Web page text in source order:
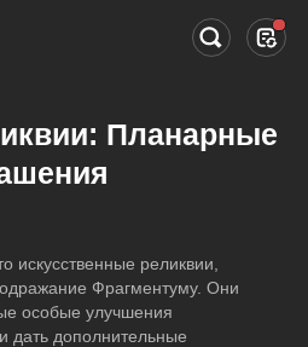
Планарные
искусственные реликвии,
Фрагментуму. Они
особые улучшения
дать дополнительные